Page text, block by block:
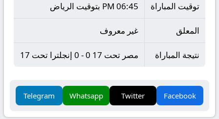
توقيت المباراة 06:45 PM بتوقيت الرياض
المعلق غير معروف
نتيجة المباراة مصر تحت 17 0 - 0 إنجلترا تحت 17
Facebook
Twitter
Whatsapp
Telegram